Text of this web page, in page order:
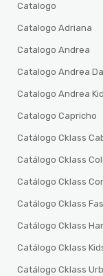
Catalogo
Catalogo Adriana
Catalogo Andrea
Catalogo Andrea
Catalogo Andrea
Catalogo Capricho
Catálogo Cklass
Catálogo Cklass
Catálogo Cklass
Catálogo Cklass
Catálogo Cklass
Catálogo Cklass
Catálogo Cklass